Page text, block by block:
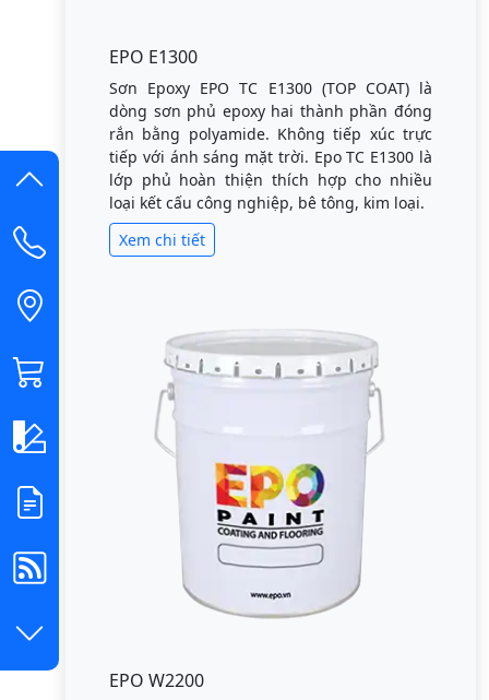
EPO E1300
Sơn Epoxy EPO TC E1300 (TOP COAT) là
dòng sơn phủ epoxy hai thành phần đóng
rắn bằng polyamide. Không tiếp xúc trực
tiếp với ánh sáng mặt trời. Epo TC E1300 là
lớp phủ hoàn thiện thích hợp cho nhiều
loại kết cấu công nghiệp, bê tông, kim loại.
Xem chi tiết
EPO W2200